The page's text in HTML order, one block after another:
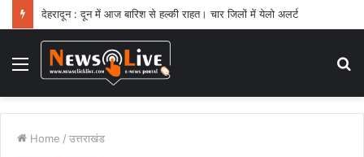
देहरादून : दून में आज बारिश से हल्की राहत। चार जिलों में येलो अलर्ट
Menu
Home / उत्तराखंड